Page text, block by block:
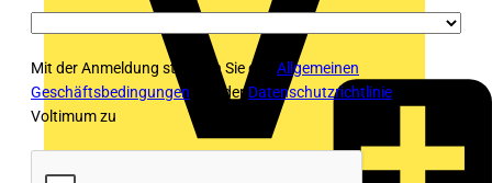
Mit der Anmeldung stimmen Sie den Allgemeinen
Geschäftsbedingungen und der Datenschutzrichtlinie
Voltimum zu